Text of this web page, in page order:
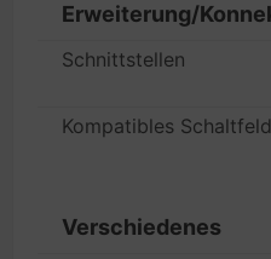
Erweiterung/
Schnittstellen
Kompatibles Schaltfeld
Verschiedenes